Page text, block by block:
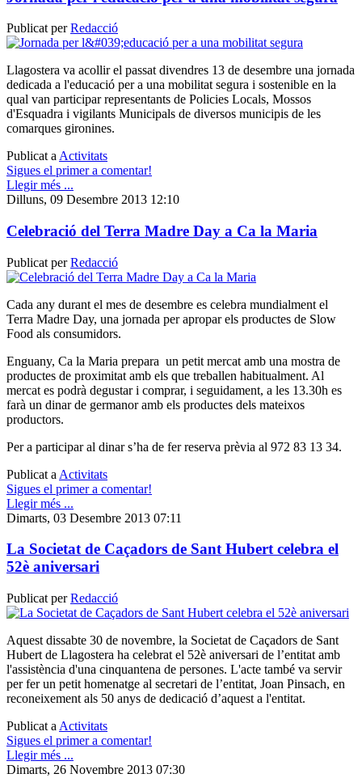
Publicat perRedacció
Llagostera va acollir el passat divendres 13 de desembre una jornada
dedicada a l'educació per a una mobilitat segura i sostenible en la
qual van participar representants de Policies Locals, Mossos
d'Esquadra i vigilants Municipals de diversos municipis de les
comarques gironines.
Publicat a Activitats
Sigues el primer a comentar!
Llegir més ...
Dilluns, 09 Desembre 2013 12:10
Celebració del Terra Madre Day a Ca la Maria
Publicat perRedacció
Cada any durant el mes de desembre es celebra mundialment el
Terra Madre Day, una jornada per apropar els productes de Slow
Food als consumidors.
Enguany, Ca la Maria prepara un petit mercat amb una mostra de
productes de proximitat amb els que treballen habitualment. Al
mercat es podrà degustar i comprar, i seguidament, a les 13.30h es
farà un dinar de germanor amb els productes dels mateixos
productors.
Per a participar al dinar s’ha de fer reserva prèvia al 972 83 13 34.
Publicat a Activitats
Sigues el primer a comentar!
Llegir més ...
Dimarts, 03 Desembre 2013 07:11
La Societat de Caçadors de Sant Hubert celebra el
52è aniversari
Publicat perRedacció
Aquest dissabte 30 de novembre, la Societat de Caçadors de Sant
Hubert de Llagostera ha celebrat el 52è aniversari de l’entitat amb
l'assistència d'una cinquantena de persones. L'acte també va servir
per fer un petit homenatge al secretari de l’entitat, Joan Pinsach, en
reconeixement als 50 anys de dedicació d’aquest a l'entitat.
Publicat a Activitats
Sigues el primer a comentar!
Llegir més ...
Dimarts, 26 Novembre 2013 07:30